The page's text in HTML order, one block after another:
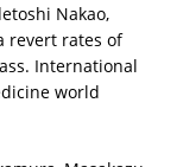
Nakao,
revert rates of
International
world